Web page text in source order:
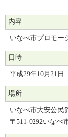
内容
いなべ市プロモー
日時
平成29年10月21日
場所
いなべ市大安公民
〒511-0292いなべ